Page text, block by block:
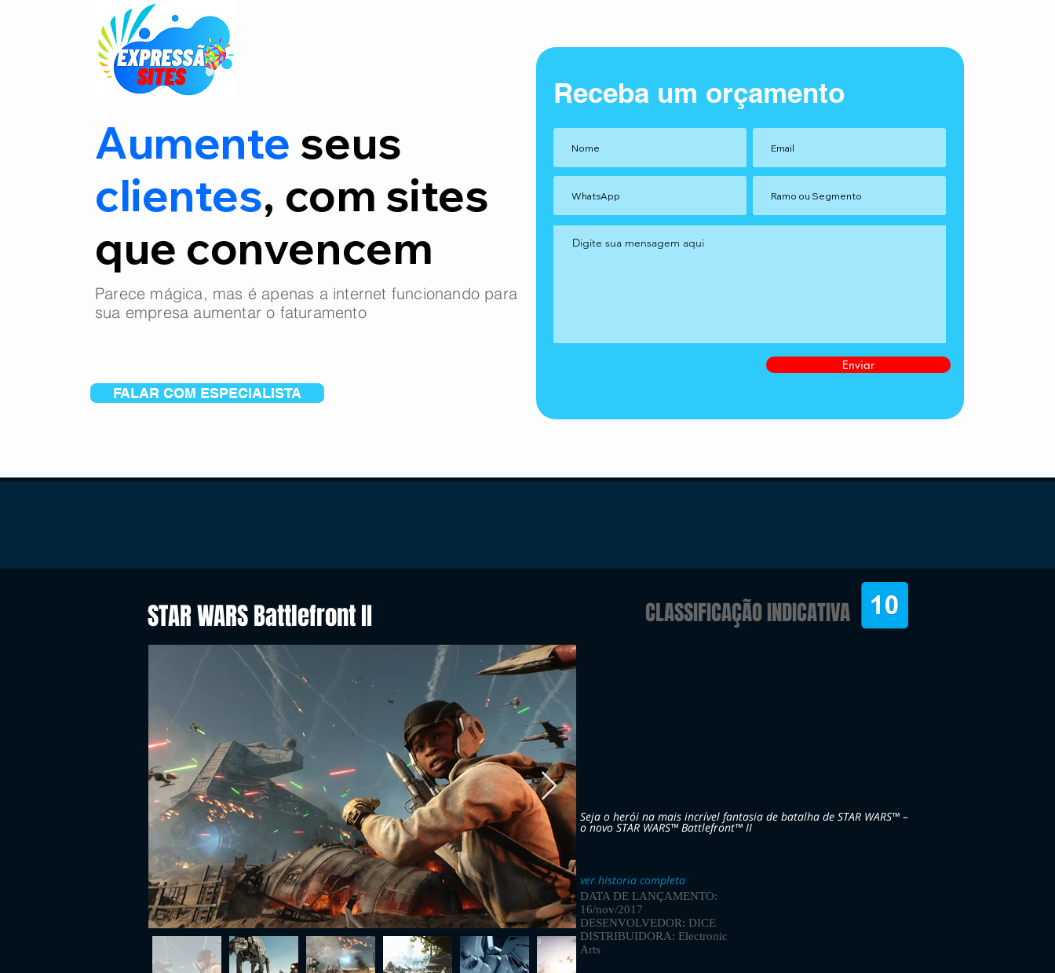
Aumente seus
clientes, com sites
que convencem
Parece mágica, mas é apenas a internet funcionando para
sua empresa aumentar o faturamento
FALAR COM ESPECIALISTA
Receba um orçamento
Enviar
STAR WARS Battlefront II CLASSIFICAÇÃO INDICATIVA
Seja o herói na mais incrível fantasia de batalha de STAR WARS™ –
o novo STAR WARS™ Battlefront™ II
ver historia completa
DATA DE LANÇAMENTO:
16/nov/2017
DESENVOLVEDOR: DICE
DISTRIBUIDORA: Electronic
Arts